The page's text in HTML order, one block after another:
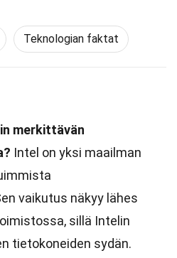
Teknologian faktat
merkittävän
Intel on yksi maailman
vaikutus näkyy lähes
sillä Intelin
tietokoneiden sydän.